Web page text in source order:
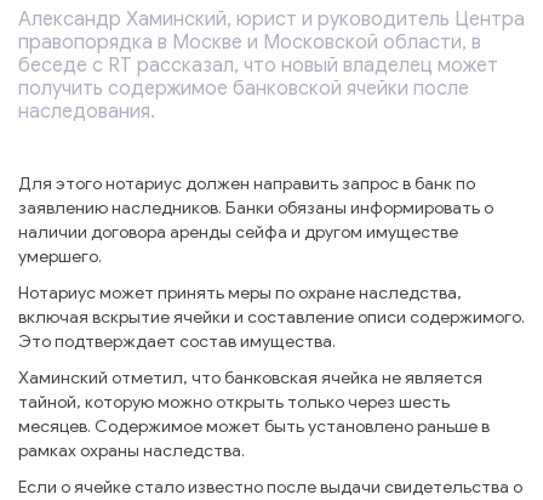
Александр Хаминский, юрист и руководитель Центра
правопорядка в Москве и Московской области, в
беседе с RT рассказал, что новый владелец может
получить содержимое банковской ячейки после
наследования.
Для этого нотариус должен направить запрос в банк по
заявлению наследников. Банки обязаны информировать о
наличии договора аренды сейфа и другом имуществе
умершего.
Нотариус может принять меры по охране наследства,
включая вскрытие ячейки и составление описи содержимого.
Это подтверждает состав имущества.
Хаминский отметил, что банковская ячейка не является
тайной, которую можно открыть только через шесть
месяцев. Содержимое может быть установлено раньше в
рамках охраны наследства.
Если о ячейке стало известно после выдачи свидетельства о